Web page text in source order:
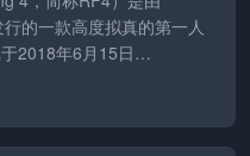
的一款高度拟真的第一人
2018年6月15日…